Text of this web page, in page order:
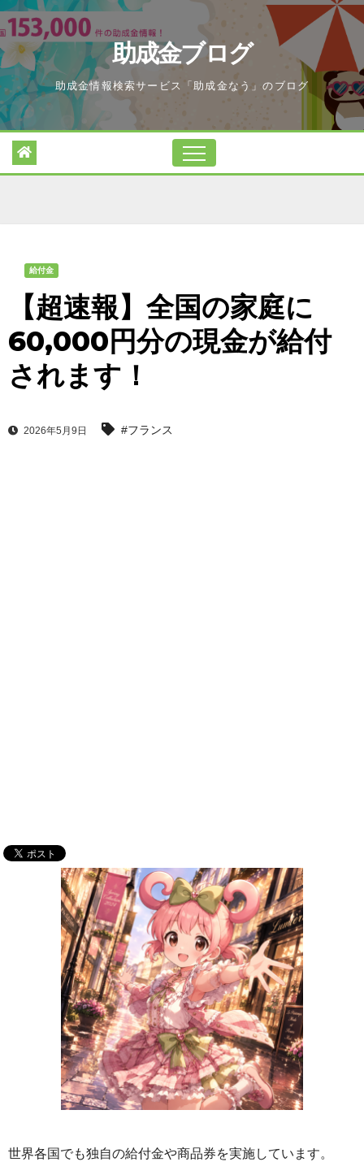
Skip
to
content
助成金ブログ
助成金情報検索サービス「助成金なう」のブログ
給付金
【超速報】全国の家庭に
60,000円分の現金が給付
されます！
2026年5月9日 #フランス
世界各国でも独自の給付金や商品券を実施しています。